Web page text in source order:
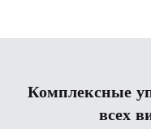
Комплексные
всех